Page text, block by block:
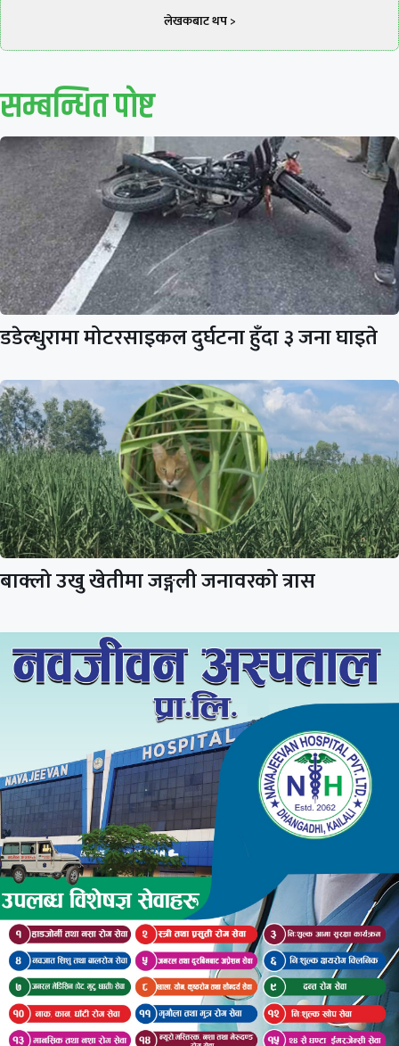
लेखकबाट थप >
सम्बन्धित पाेष्ट
डडेल्धुरामा मोटरसाइकल दुर्घटना हुँदा ३ जना घाइते
बाक्लो उखु खेतीमा जङ्गली जनावरको त्रास